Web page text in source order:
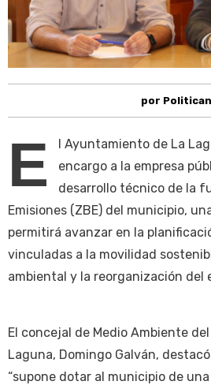
por Politican
E
l Ayuntamiento de La
encargo a la empresa
desarrollo técnico de la
Emisiones (ZBE) del municipio,
permitirá avanzar en la
vinculadas a la movilidad
ambiental y la reorganización del
El concejal de Medio Ambiente
Laguna, Domingo Galván,
“supone dotar al municipio de